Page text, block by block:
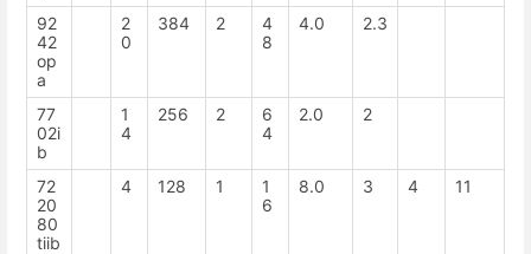
92
42
op
a
2
0
384 2
4
8
4.0 2.3
77
02i
b
1
4
256 2
6
4
2.0 2
72
20
80
tiib
4 128 1
1
6
8.0 3 4 11